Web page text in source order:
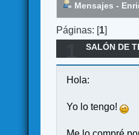
Mensajes -
Páginas: [1]
SALÓN DE
Hola:
Yo lo tengo!